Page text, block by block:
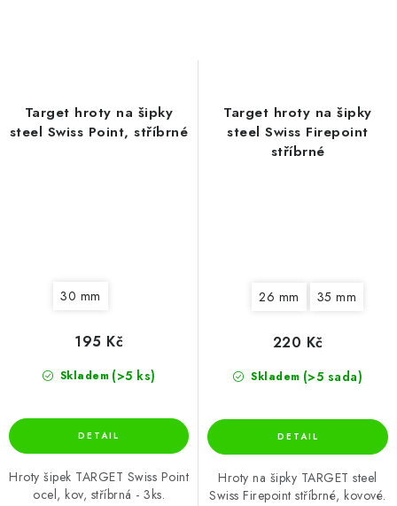
Target hroty na šipky
steel Swiss Point, stříbrné
30 mm
Skladem (>5 ks)
195 Kč
Hroty šipek TARGET Swiss Point
ocel, kov, stříbrná - 3ks.
Target hroty na šipky
steel Swiss Firepoint
stříbrné
26 mm 35 mm
Skladem (>5 sada)
220 Kč
Hroty na šipky TARGET steel
Swiss Firepoint stříbrné, kovové.